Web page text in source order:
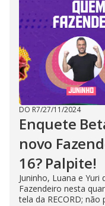
DO R7/27/11/2024
Enquete
novo
16? Palpite!
Juninho, Luana e
Fazendeiro nesta
tela da RECORD; não